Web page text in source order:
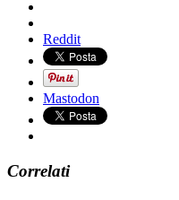
Reddit
Mastodon
Correlati